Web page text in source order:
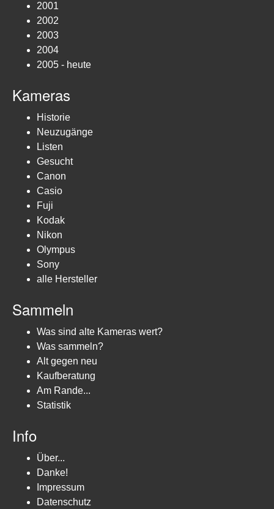
2001
2002
2003
2004
2005 - heute
Kameras
Historie
Neuzugänge
Listen
Gesucht
Canon
Casio
Fuji
Kodak
Nikon
Olympus
Sony
alle Hersteller
Sammeln
Was sind alte Kameras wert?
Was sammeln?
Alt gegen neu
Kaufberatung
Am Rande...
Statistik
Info
Über...
Danke!
Impressum
Datenschutz